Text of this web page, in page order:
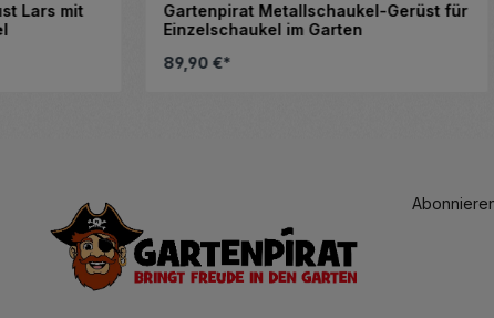
Gartenpirat Metallschaukel-Gerüst für
Einzelschaukel im Garten
Torbogen
KDI mit